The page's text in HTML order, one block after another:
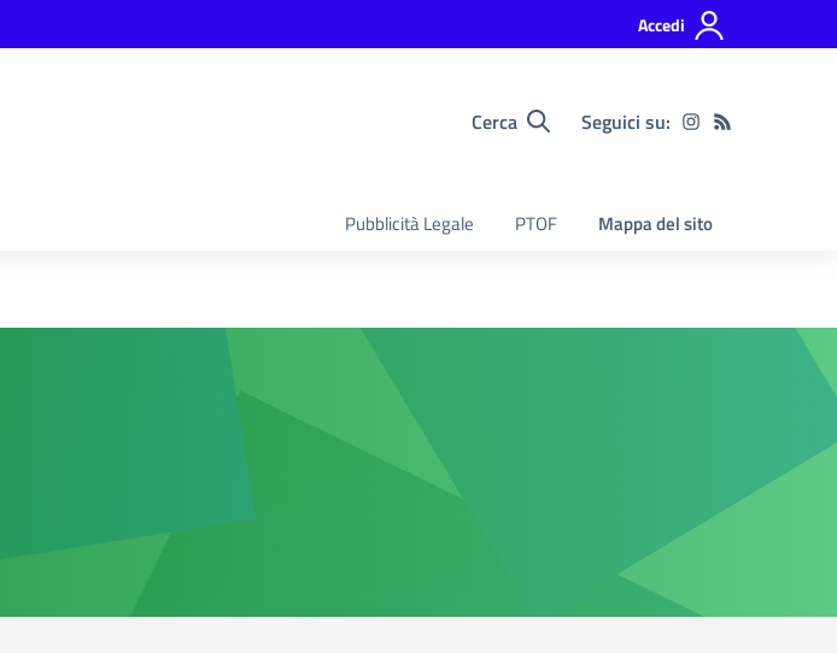
Accedi
Cerca Seguici su:
Pubblicità Legale PTOF Mappa del sito